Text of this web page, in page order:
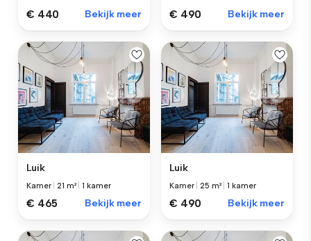
€ 440 Bekijk meer € 490 Bekijk meer
Luik
Kamer |21 m² |1 kamer
€ 465 Bekijk meer
Luik
Kamer |25 m² |1 kamer
€ 490 Bekijk meer